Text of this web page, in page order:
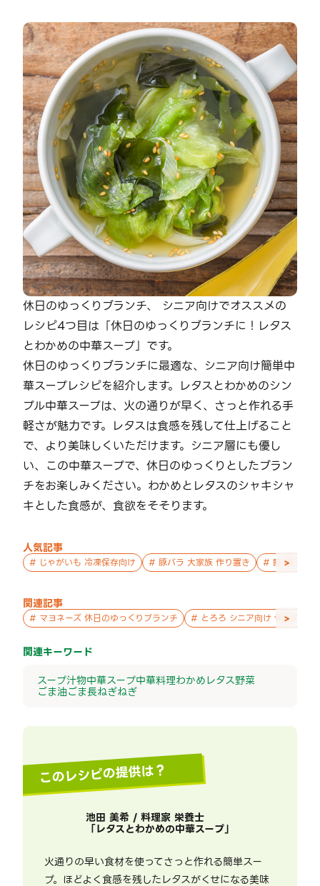
休日のゆっくりブランチ、 シニア向けでオススメの
レシピ4つ目は「休日のゆっくりブランチに！レタス
とわかめの中華スープ」です。
休日のゆっくりブランチに最適な、シニア向け簡単中
華スープレシピを紹介します。レタスとわかめのシン
プル中華スープは、火の通りが早く、さっと作れる手
軽さが魅力です。レタスは食感を残して仕上げること
で、より美味しくいただけます。シニア層にも優し
い、この中華スープで、休日のゆっくりとしたブラン
チをお楽しみください。わかめとレタスのシャキシャ
キとした食感が、食欲をそそります。
人気記事
# じゃがいも 冷凍保存向け # 豚バラ 大家族 作り置き # 鮭 親子 作
>
関連記事
# マヨネーズ 休日のゆっくりブランチ # とろろ シニア向け 休日のゆ
>
関連キーワード
スープ汁物中華スープ中華料理わかめレタス野菜
ごま油ごま長ねぎねぎ
このレシピの提供は？
池田 美希 / 料理家 栄養士
「レタスとわかめの中華スープ」
火通りの早い食材を使ってさっと作れる簡単スー
プ。ほどよく食感を残したレタスがくせになる美味